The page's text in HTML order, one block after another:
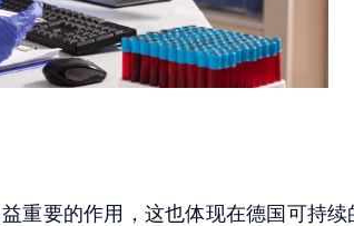
重要的作用，这也体现在德国可持续